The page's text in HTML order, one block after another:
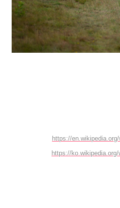
https://
https://